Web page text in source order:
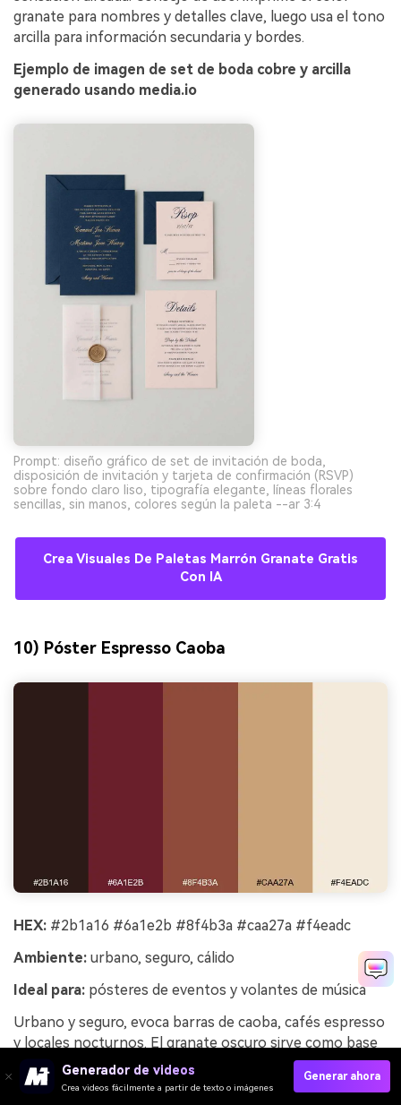
granate para nombres y detalles clave, luego usa el tono
arcilla para información secundaria y bordes.
Ejemplo de imagen de set de boda cobre y arcilla
generado usando media.io
Prompt: diseño gráfico de set de invitación de boda,
disposición de invitación y tarjeta de confirmación (RSVP)
sobre fondo claro liso, tipografía elegante, líneas florales
sencillas, sin manos, colores según la paleta --ar 3:4
Crea Visuales De Paletas Marrón Granate Gratis
Con IA
10) Póster Espresso Caoba
HEX: #2b1a16 #6a1e2b #8f4b3a #caa27a #f4eadc
Ambiente: urbano, seguro, cálido
Ideal para: pósteres de eventos y volantes de música
Urbano y seguro, evoca barras de caoba, cafés espresso
y locales nocturnos. El granate oscuro sirve como base
para tipografías audaces y composiciones de alto
contraste. Combínalo con letras grandes en crema y
Generador de videos
Crea videos fácilmente a partir de texto o imágenes
Generar ahora